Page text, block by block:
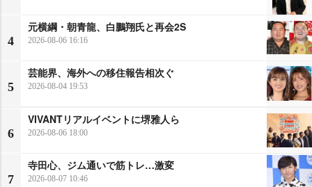
4
元横綱・朝青龍、白鵬翔氏と再会2S
2026-08-06 16:16
5
芸能界、海外への移住報告相次ぐ
2026-08-04 19:53
6
VIVANTリアルイベントに堺雅人ら
2026-08-06 18:00
7
寺田心、ジム通いで筋トレ…激変
2026-08-07 10:46